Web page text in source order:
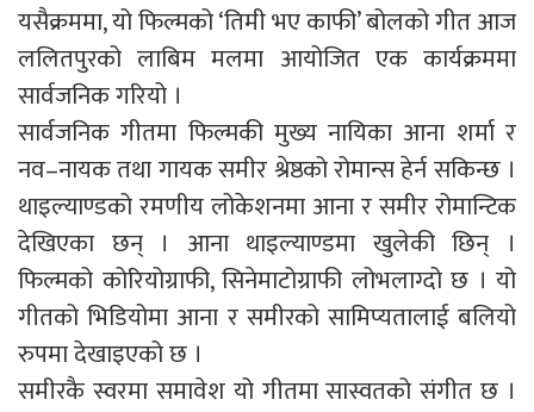
यसैक्रममा, यो फिल्मको ‘तिमी भए काफी’ बोलको गीत आज
ललितपुरको लाबिम मलमा आयोजित एक कार्यक्रममा
सार्वजनिक गरियो ।
सार्वजनिक गीतमा फिल्मकी मुख्य नायिका आना शर्मा र
नव–नायक तथा गायक समीर श्रेष्ठको रोमान्स हेर्न सकिन्छ ।
थाइल्याण्डको रमणीय लोकेशनमा आना र समीर रोमान्टिक
देखिएका छन् । आना थाइल्याण्डमा खुलेकी छिन् ।
फिल्मको कोरियोग्राफी, सिनेमाटोग्राफी लोभलाग्दो छ । यो
गीतको भिडियोमा आना र समीरको सामिप्यतालाई बलियो
रुपमा देखाइएको छ ।
समीरकै स्वरमा समावेश यो गीतमा सास्वतको संगीत छ ।